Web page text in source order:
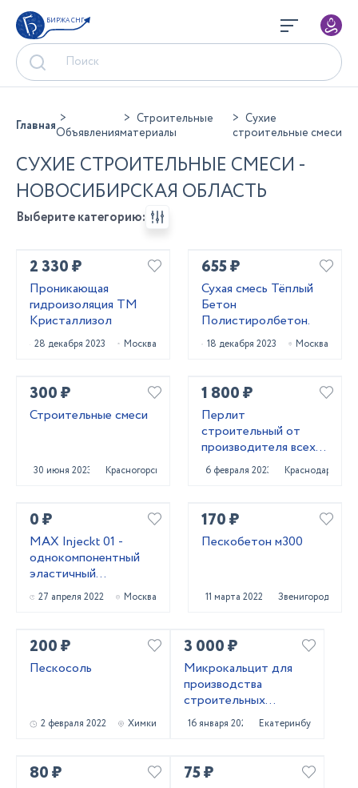
БИРЖА СНГ
ГлавнаяОбъявления
Строительные
материалы
Сухие
строительные смеси
СУХИЕ СТРОИТЕЛЬНЫЕ СМЕСИ -
НОВОСИБИРСКАЯ ОБЛАСТЬ
Выберите категорию:
2 330 ₽
Проникающая
гидроизоляция ТМ
Кристаллизол
28 декабря 2023 Москва
655 ₽
Сухая смесь Тёплый
Бетон
Полистиролбетон.
18 декабря 2023 Москва
300 ₽
Строительные смеси
30 июня 2023 Красногорск
1 800 ₽
Перлит
строительный от
производителя всех
марок
6 февраля 2023 Краснодар
0 ₽
MAX Injeckt 01 -
однокомпонентный
эластичный
гидроизоляционный
состав
27 апреля 2022 Москва
170 ₽
Пескобетон м300
11 марта 2022 Звенигород
200 ₽
Пескосоль
2 февраля 2022 Химки
3 000 ₽
Микрокальцит для
производства
строительных
материалов
16 января 2022 Екатеринбург
80 ₽ 75 ₽